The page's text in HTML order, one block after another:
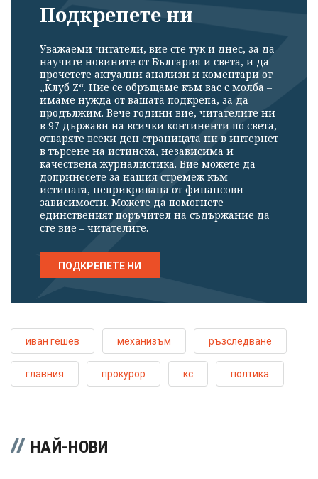
Подкрепете ни
Уважаеми читатели, вие сте тук и днес, за да
научите новините от България и света, и да
прочетете актуални анализи и коментари от
„Клуб Z“. Ние се обръщаме към вас с молба –
имаме нужда от вашата подкрепа, за да
продължим. Вече години вие, читателите ни
в 97 държави на всички континенти по света,
отваряте всеки ден страницата ни в интернет
в търсене на истинска, независима и
качествена журналистика. Вие можете да
допринесете за нашия стремеж към
истината, неприкривана от финансови
зависимости. Можете да помогнете
единственият поръчител на съдържание да
сте вие – читателите.
ПОДКРЕПЕТЕ НИ
иван гешев механизъм ръзследване
главния прокурор кс полтика
НАЙ-НОВИ